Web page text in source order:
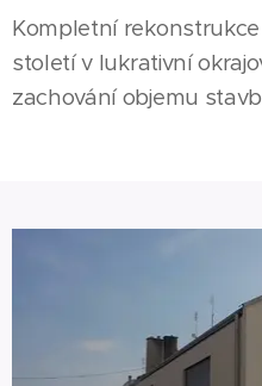
Kompletní
století v lukrativní
zachování objemu